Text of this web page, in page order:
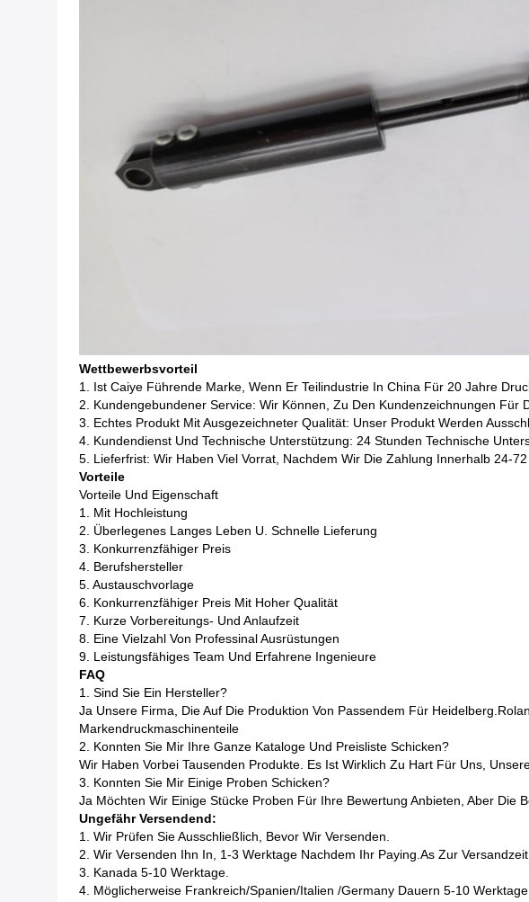
Wettbewerbsvorteil
1. Ist Caiye Führende Marke, Wenn Er Teilindustrie In China Für 20 Jahre
2. Kundengebundener Service: Wir Können, Zu Den Kundenzeichnungen
3. Echtes Produkt Mit Ausgezeichneter Qualität: Unser Produkt Werden
4. Kundendienst Und Technische Unterstützung: 24 Stunden Technische
5. Lieferfrist: Wir Haben Viel Vorrat, Nachdem Wir Die Zahlung Innerhalb 24-
Vorteile
Vorteile Und Eigenschaft
1. Mit Hochleistung
2. Überlegenes Langes Leben U. Schnelle Lieferung
3. Konkurrenzfähiger Preis
4. Berufshersteller
5. Austauschvorlage
6. Konkurrenzfähiger Preis Mit Hoher Qualität
7. Kurze Vorbereitungs- Und Anlaufzeit
8. Eine Vielzahl Von Professinal Ausrüstungen
9. Leistungsfähiges Team Und Erfahrene Ingenieure
FAQ
1. Sind Sie Ein Hersteller?
Ja Unsere Firma, Die Auf Die Produktion Von Passendem Für
Markendruckmaschinenteile
2. Konnten Sie Mir Ihre Ganze Kataloge Und Preisliste Schicken?
Wir Haben Vorbei Tausenden Produkte. Es Ist Wirklich Zu Hart Für Uns,
3. Konnten Sie Mir Einige Proben Schicken?
Ja Möchten Wir Einige Stücke Proben Für Ihre Bewertung Anbieten, Aber Die
Ungefähr Versendend:
1. Wir Prüfen Sie Ausschließlich, Bevor Wir Versenden.
2. Wir Versenden Ihn In, 1-3 Werktage Nachdem Ihr Paying.as Zur
3. Kanada 5-10 Werktage.
4. Möglicherweise Frankreich/Spanien/Italien /Germany Dauern 5-10 Werktage.